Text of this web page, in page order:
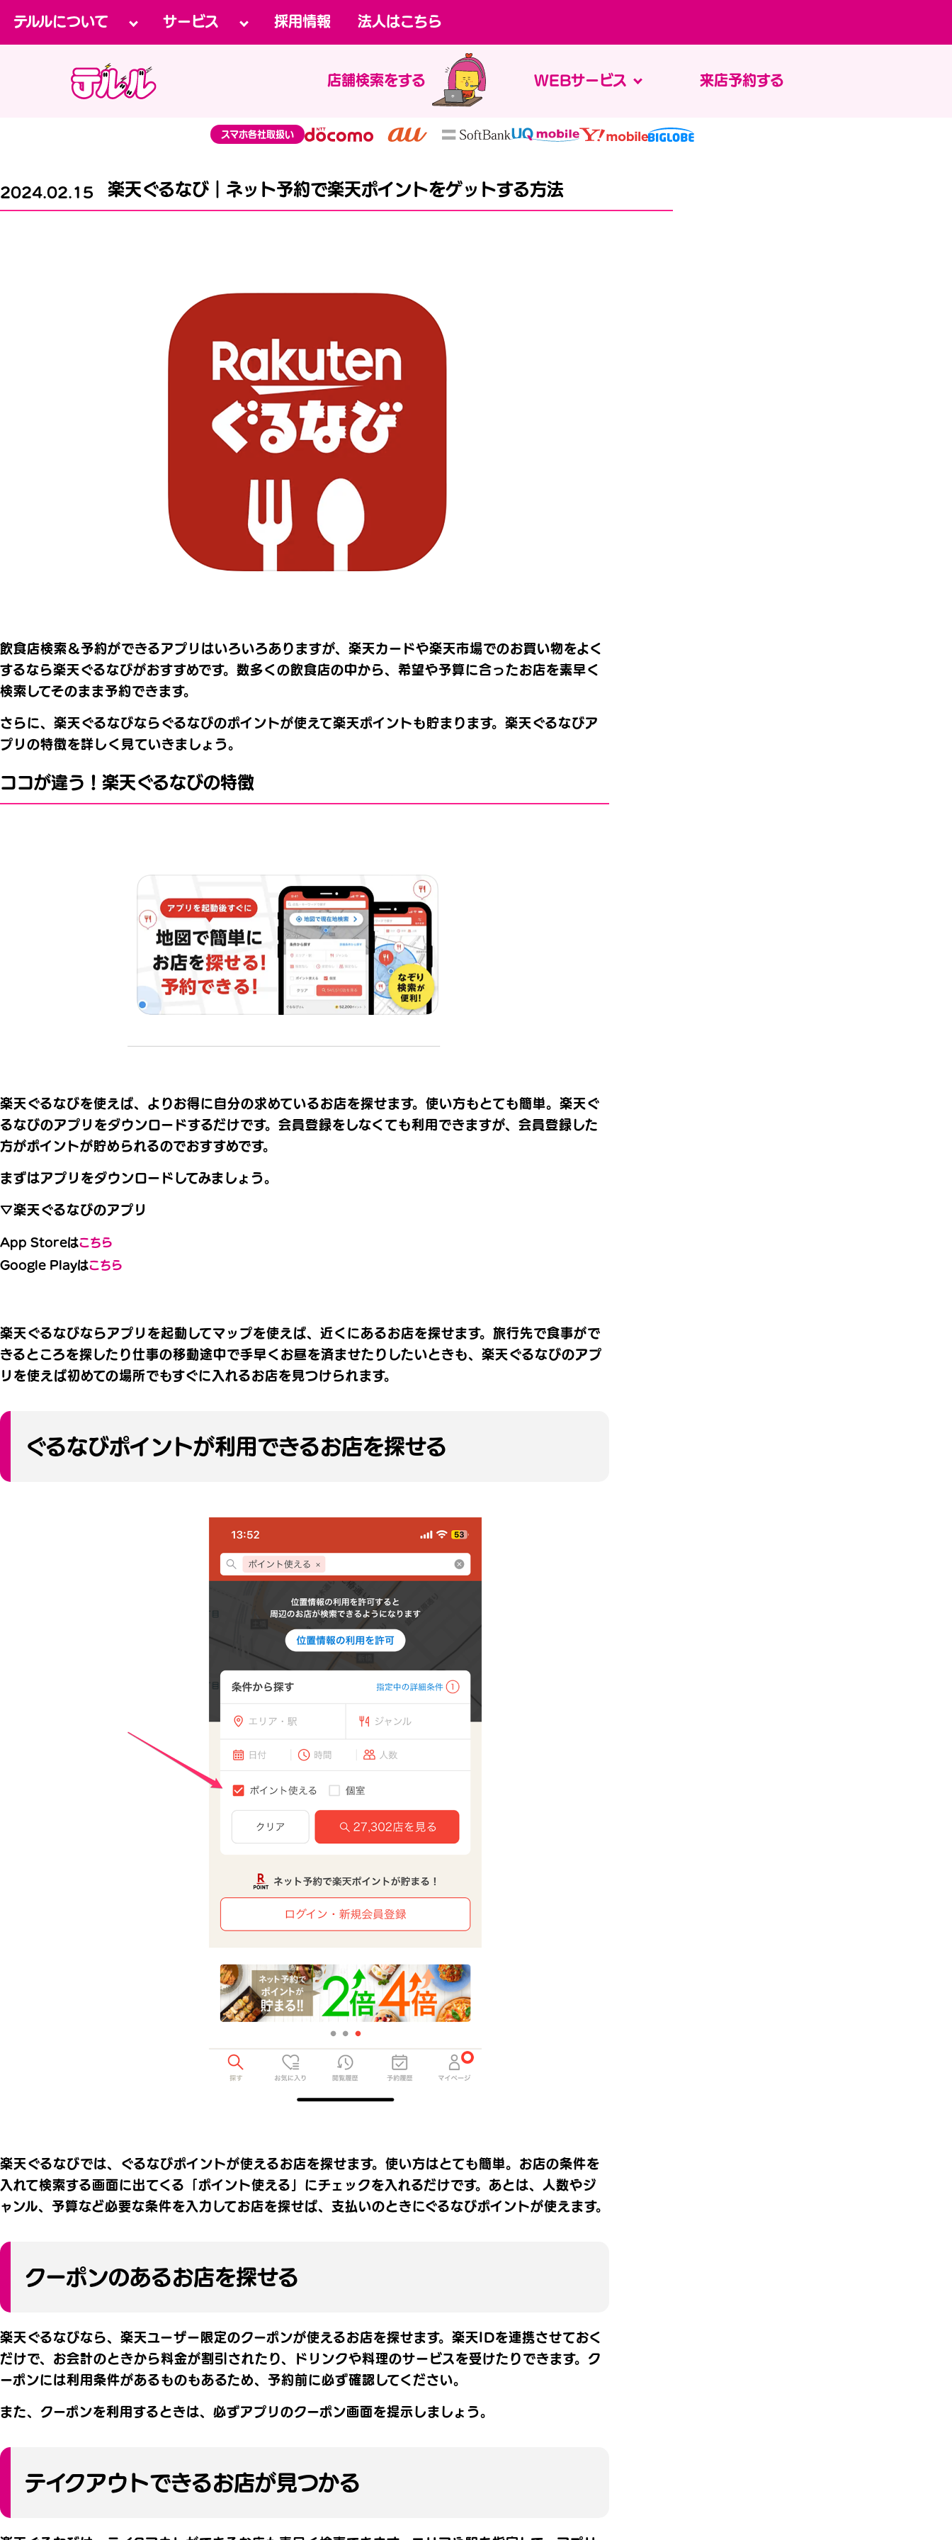
テルルについて サービス 採用情報 法人はこちら
店舗検索をする WEBサービス 来店予約する
スマホ各社取扱い
2024.02.15 楽天ぐるなび｜ネット予約で楽天ポイントをゲットする方法
飲食店検索＆予約ができるアプリはいろいろありますが、楽天カードや楽天市場でのお買い物をよく
するなら楽天ぐるなびがおすすめです。数多くの飲食店の中から、希望や予算に合ったお店を素早く
検索してそのまま予約できます。
さらに、楽天ぐるなびならぐるなびのポイントが使えて楽天ポイントも貯まります。楽天ぐるなびア
プリの特徴を詳しく見ていきましょう。
ココが違う！楽天ぐるなびの特徴
楽天ぐるなびを使えば、よりお得に自分の求めているお店を探せます。使い方もとても簡単。楽天ぐ
るなびのアプリをダウンロードするだけです。会員登録をしなくても利用できますが、会員登録した
方がポイントが貯められるのでおすすめです。
まずはアプリをダウンロードしてみましょう。
▽楽天ぐるなびのアプリ
App Storeはこちら
Google Playはこちら
楽天ぐるなびならアプリを起動してマップを使えば、近くにあるお店を探せます。旅行先で食事がで
きるところを探したり仕事の移動途中で手早くお昼を済ませたりしたいときも、楽天ぐるなびのアプ
リを使えば初めての場所でもすぐに入れるお店を見つけられます。
ぐるなびポイントが利用できるお店を探せる
楽天ぐるなびでは、ぐるなびポイントが使えるお店を探せます。使い方はとても簡単。お店の条件を
入れて検索する画面に出てくる「ポイント使える」にチェックを入れるだけです。あとは、人数やジ
ャンル、予算など必要な条件を入力してお店を探せば、支払いのときにぐるなびポイントが使えます。
クーポンのあるお店を探せる
楽天ぐるなびなら、楽天ユーザー限定のクーポンが使えるお店を探せます。楽天IDを連携させておく
だけで、お会計のときから料金が割引されたり、ドリンクや料理のサービスを受けたりできます。ク
ーポンには利用条件があるものもあるため、予約前に必ず確認してください。
また、クーポンを利用するときは、必ずアプリのクーポン画面を提示しましょう。
テイクアウトできるお店が見つかる